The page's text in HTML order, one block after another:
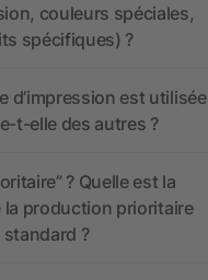
couleurs spéciales,
spécifiques) ?
d’impression est utilisée
t-elle des autres ?
? Quelle est la
la production prioritaire
?